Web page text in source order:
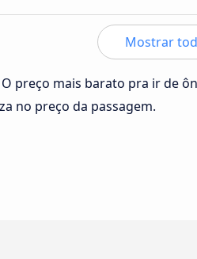
Mostrar
O preço mais barato pra ir de
no preço da passagem.